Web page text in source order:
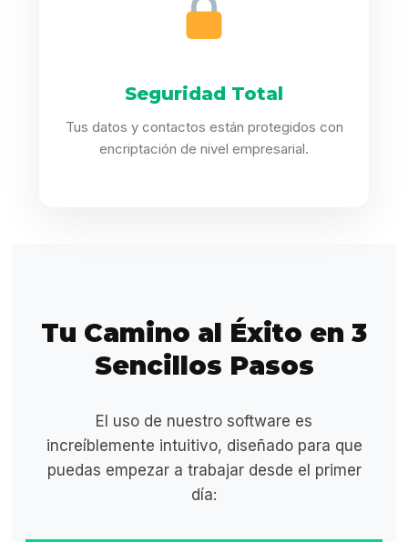
Seguridad Total
Tus datos y contactos están protegidos con
encriptación de nivel empresarial.
Tu Camino al Éxito en 3
Sencillos Pasos
El uso de nuestro software es
increíblemente intuitivo, diseñado para que
puedas empezar a trabajar desde el primer
día: